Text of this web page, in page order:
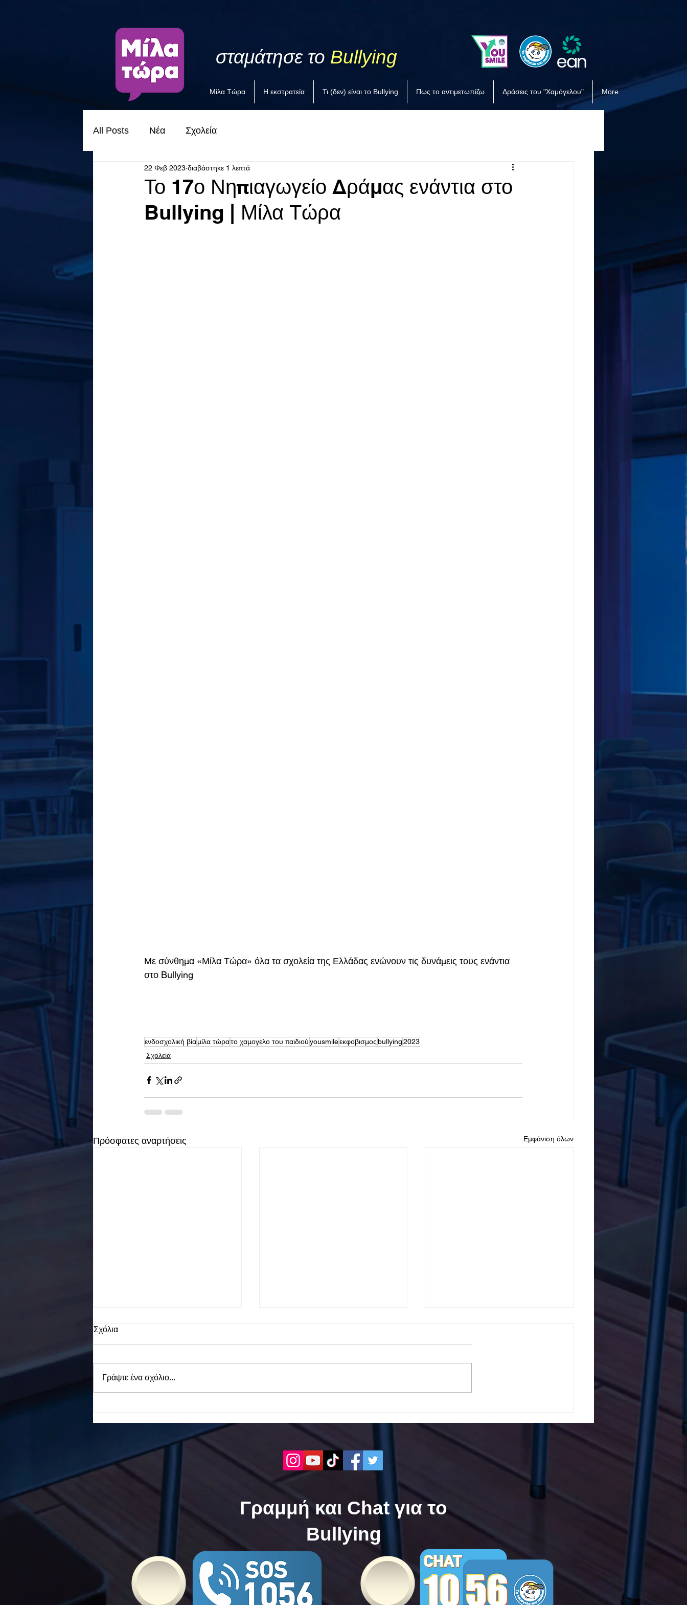
σταμάτησε το Bullying
Μίλα Τώρα Η εκστρατεία Τι (δεν) είναι το Bullying Πως το αντιμετωπίζω Δράσεις του "Χαμόγελου" More
All Posts Νέα Σχολεία
Το 17ο Νηπιαγωγείο Δράμας ενάντια στο
Bullying | Μίλα Τώρα
22 Φεβ 2023 διαβάστηκε 1 λεπτά
Με σύνθημα «Μίλα Τώρα» όλα τα σχολεία της Ελλάδας ενώνουν τις δυνάμεις τους ενάντια
στο Bullying
ενδοσχολική βίαμίλα τώρατο χαμογελο του παιδιούyousmileεκφοβισμοςbullying2023
Σχολεία
Πρόσφατες αναρτήσεις Εμφάνιση όλων
Τώρα. Με σύνθημα "Μίλα
Τώρα" όλα τα σχολεία της
Ελλάδας ενώνουν τις
δυνάμεις τους ενάντια στο
Bullying
Τώρα. Με σύνθημα "Μίλα
Τώρα" όλα τα σχολεία της
Ελλάδας ενώνουν τις
δυνάμεις τους ενάντια στο
Bullying
| Μίλα Τώρα. Με σύνθημα
"Μίλα Τώρα" όλα τα σχολεία
της Ελλάδας ενώνουν τις
δυνάμεις τους ενάντια στο
Σχόλια
Γράψτε ένα σχόλιο...
Γραμμή και Chat για το
Bullying